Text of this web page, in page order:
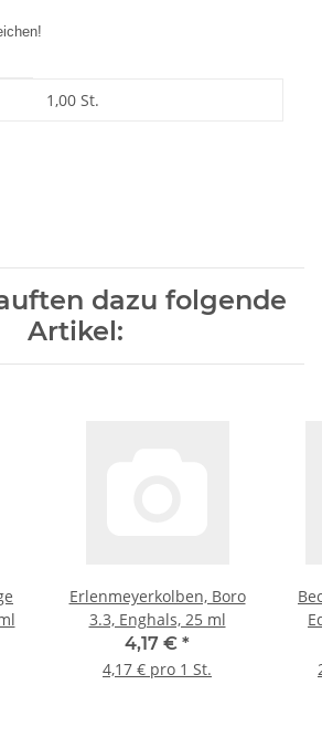
1,00 St.
dazu folgende
Artikel:
Erlenmeyerkolben, Boro
3.3, Enghals, 25 ml
4,17 € *
4,17 € pro 1 St.